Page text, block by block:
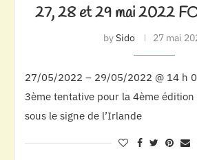
27, 28 et 29 mai 2022
bySido 27 mai
27/05/2022 – 29/05/2022 @ 14 h
3ème tentative pour la 4ème édition
sous le signe de l’Irlande